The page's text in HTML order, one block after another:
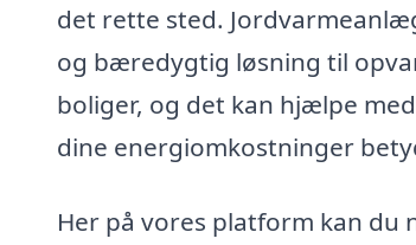
det rette sted.
og bæredygtig løsning til
boliger, og det kan hjælpe
dine energiomkostninger
Her på vores platform kan du